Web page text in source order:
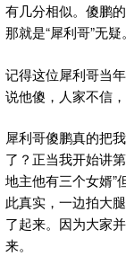
有几分相似。傻鹏
那就是“犀利哥”无疑。
记得这位犀利哥当
说他傻，人家不信
犀利哥傻鹏真的把
了？正当我开始讲
地主他有三个女婿”
此真实，一边拍大
了起来。因为大家
来。